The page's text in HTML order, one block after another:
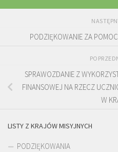
PODZIĘKOWANIE ZA
SPRAWOZDANIE Z
FINANSOWEJ NA RZECZ
W
LISTY Z KRAJÓW MISYJNYCH
PODZIĘKOWANIA